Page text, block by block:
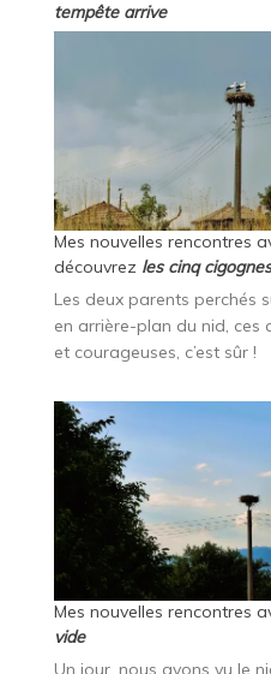
tempête arrive
Mes nouvelles rencontres
découvrez les cinq cigognes
Les deux parents perchés
en arrière-plan du nid, ces
et courageuses, c’est sûr !
Mes nouvelles rencontres
vide
Un jour, nous avons vu le